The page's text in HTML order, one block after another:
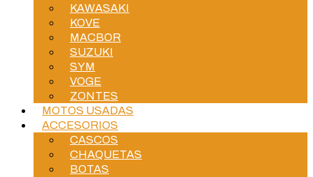
KAWASAKI
KOVE
MACBOR
SUZUKI
SYM
VOGE
ZONTES
MOTOS USADAS
ACCESORIOS
CASCOS
CHAQUETAS
BOTAS